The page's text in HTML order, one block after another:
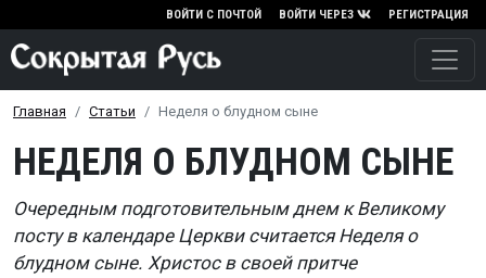
Перейти к основному
ВОЙТИ С ПОЧТОЙ ВОЙТИ ЧЕРЕЗ РЕГИСТРАЦИЯ
Главная Статьи Неделя о блудном сыне
НЕДЕЛЯ О БЛУДНОМ СЫНЕ
Очередным подготовительным днем к Великому
посту в календаре Церкви считается Неделя о
блудном сыне. Христос в своей притче